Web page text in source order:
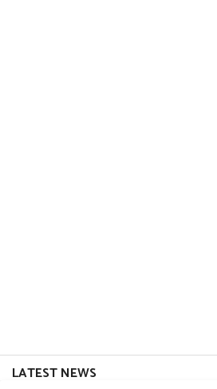
LATEST NEWS